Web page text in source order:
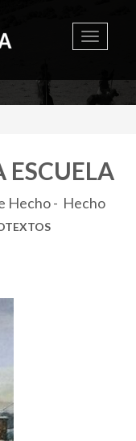
Toggle
ESCUELA
Hecho - Hecho